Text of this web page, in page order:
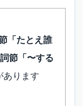
「たとえ誰
節「〜する
あります